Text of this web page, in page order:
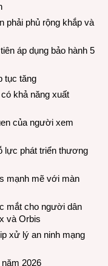
phải phủ rộng khắp và
áp dụng bảo hành 5
tục tăng
khả năng xuất
của người xem
lực phát triển thương
mạnh mẽ với màn
mắt cho người dân
và Orbis
xử lý an ninh mạng
2026